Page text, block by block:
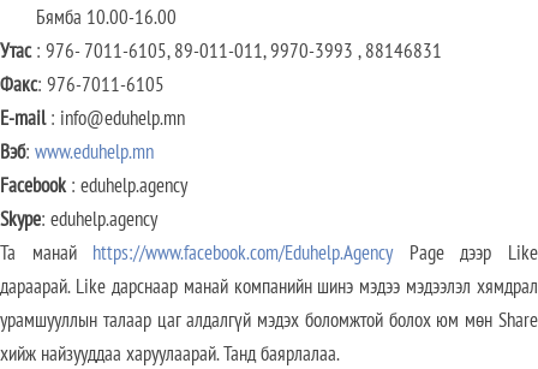
Бямба 10.00-16.00
Утас: 976- 7011-6105, 89-011-011, 9970-3993 , 88146831
Факс: 976-7011-6105
E-mail: info@eduhelp.mn
Вэб: www.eduhelp.mn
Facebook: eduhelp.agency
Skype: eduhelp.agency
Та манай https://www.facebook.com/Eduhelp.AgencyPage дээр Like
дараарай. Like дарснаар манай компанийн шинэ мэдээ мэдээлэл хямдрал
урамшууллын талаар цаг алдалгүй мэдэх боломжтой болох юм мөн Share
хийж найзууддаа харуулаарай. Танд баярлалаа.